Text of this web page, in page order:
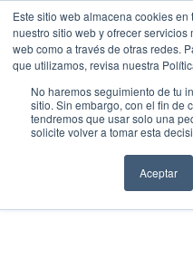
Este sitio web almacena cookies
nuestro sitio web y ofrecer
web como a través de otras redes.
que utilizamos, revisa nuestra
No haremos seguimiento de tu
sitio. Sin embargo, con el fin de
tendremos que usar solo una
solicite volver a tomar esta
Aceptar
ISUZU CANELLA
Camioneta agrícola•2026